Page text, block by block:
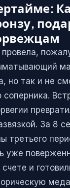
но так и не
соперника.
За 8
третьего
уже
и